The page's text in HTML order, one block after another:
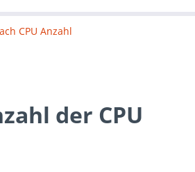
CPU Anzahl
der CPU